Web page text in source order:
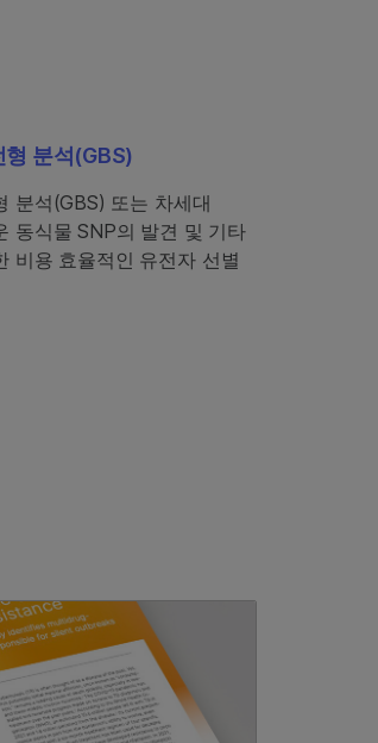
분석(GBS)
분석(GBS) 또는 차세대
동식물 SNP의 발견 및 기타
비용 효율적인 유전자 선별